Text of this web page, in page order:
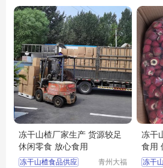
冻干山楂食品厂家
冻干山楂厂家生产 货源较足
休闲零食 放心食用
冻干山楂食品供应
青州大福
冻干
食用
食
冻干